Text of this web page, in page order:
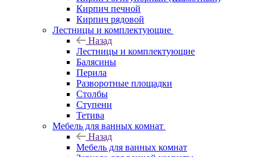
Кирпич печной
Кирпич рядовой
Лестницы и комплектующие
Назад
Лестницы и комплектующие
Балясины
Перила
Разворотные площадки
Столбы
Ступени
Тетива
Мебель для ванных комнат
Назад
Мебель для ванных комнат